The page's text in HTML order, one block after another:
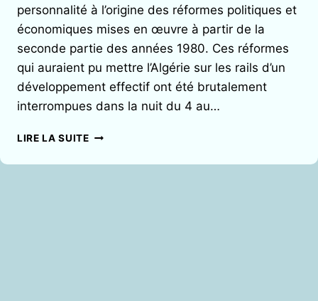
personnalité à l’origine des réformes politiques et
économiques mises en œuvre à partir de la
seconde partie des années 1980. Ces réformes
qui auraient pu mettre l’Algérie sur les rails d’un
développement effectif ont été brutalement
interrompues dans la nuit du 4 au…
LIRE LA SUITEUN
DANS